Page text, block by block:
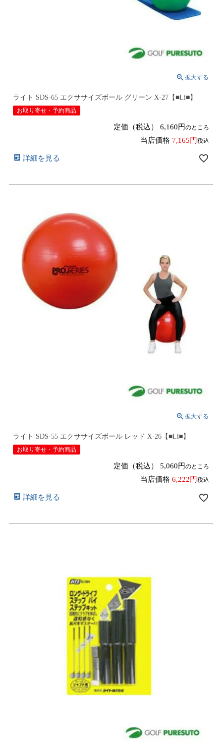
ライト SDS-65 エクササイズボール グリーン X-27【■Li■】
お取り寄せ・予約商品
定価（税込） 6,160 のところ
当店価格 7,165 税込
詳細を見る
ライト SDS-55 エクササイズボール レッド X-26【■Li■】
お取り寄せ・予約商品
定価（税込） 5,060 のところ
当店価格 6,222 税込
詳細を見る